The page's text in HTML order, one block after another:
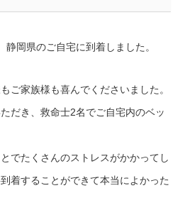
岡県のご自宅に到着しました。
ご家族様も喜んでくださいました。
だき、救命士2名でご自宅内のベッ
でたくさんのストレスがかかってし
着することができて本当によかった